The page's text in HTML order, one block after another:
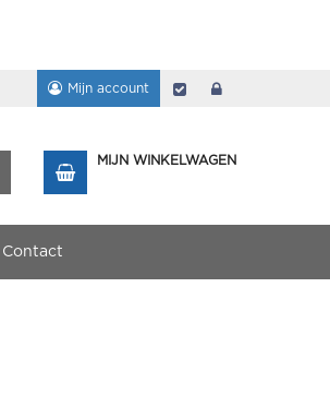
Mijn account Afrekenen
MIJN WINKELWAGEN
Contact